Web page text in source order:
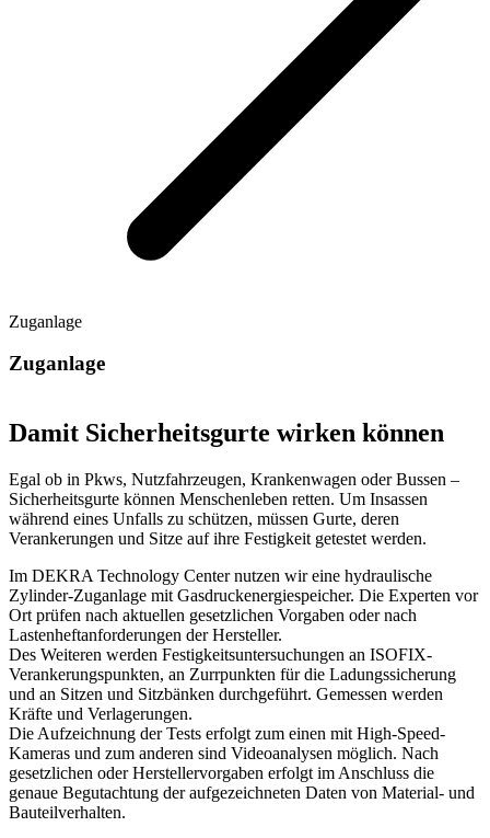
Zuganlage
Zuganlage
Damit Sicherheitsgurte wirken können
Egal ob in Pkws, Nutzfahrzeugen, Krankenwagen oder Bussen –
Sicherheitsgurte können Menschenleben retten. Um Insassen
während eines Unfalls zu schützen, müssen Gurte, deren
Verankerungen und Sitze auf ihre Festigkeit getestet werden.
Im DEKRA Technology Center nutzen wir eine hydraulische
Zylinder-Zuganlage mit Gasdruckenergiespeicher. Die Experten vor
Ort prüfen nach aktuellen gesetzlichen Vorgaben oder nach
Lastenheftanforderungen der Hersteller.
Des Weiteren werden Festigkeitsuntersuchungen an ISOFIX-
Verankerungspunkten, an Zurrpunkten für die Ladungssicherung
und an Sitzen und Sitzbänken durchgeführt. Gemessen werden
Kräfte und Verlagerungen.
Die Aufzeichnung der Tests erfolgt zum einen mit High-Speed-
Kameras und zum anderen sind Videoanalysen möglich. Nach
gesetzlichen oder Herstellervorgaben erfolgt im Anschluss die
genaue Begutachtung der aufgezeichneten Daten von Material- und
Bauteilverhalten.